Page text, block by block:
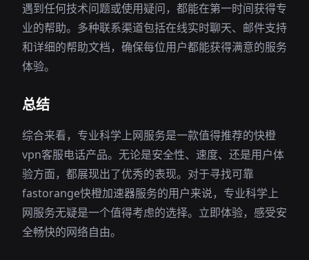
遇到任何技术问题或使用疑问，都能在第一时间获得专
业的帮助。多种联系渠道包括在线实时聊天、邮件支持
和详细的帮助文档，确保每位用户都能获得满意的服务
体验。
总结
综合来看，专业科学上网服务是一款值得推荐的快橙
vpn客服电话产品。无论是安全性、速度、还是用户体
验方面，都展现出了优秀的表现。对于寻找可靠
fastorange快橙加速器服务的用户来说，专业科学上
网服务无疑是一个值得考虑的选择。立即体验，感受安
全畅快的网络自由。